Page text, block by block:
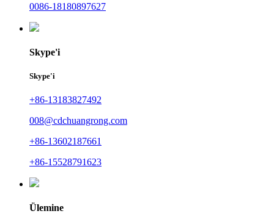
0086-18180897627
Skype'i
Skype'i
+86-13183827492
008@cdchuangrong.com
+86-13602187661
+86-15528791623
Ülemine